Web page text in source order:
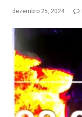
dezembro 25, 2024